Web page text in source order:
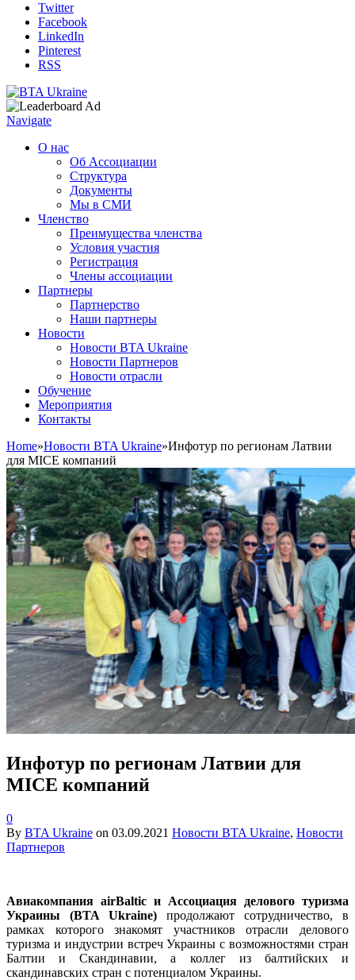
Twitter
Facebook
LinkedIn
Pinterest
RSS
Navigate
О нас
Об Ассоциации
Структура
Документы
Мы в СМИ
Членство
Преимущества членства
Условия участия
Регистрация
Члены ассоциации
Партнеры
Партнерство
Наши партнеры
Новости
Новости BTA Ukraine
Новости Партнеров
Новости отрасли
Обучение
Мероприятия
Контакты
Home»Новости BTA Ukraine»Инфотур по регионам Латвии
для MICE компаний
Инфотур по регионам Латвии для
MICE компаний
0
By BTA Ukraine on 03.09.2021 Новости BTA Ukraine, Новости
Партнеров
Авиакомпания аirBaltic и Ассоциация делового туризма
Украины (BTA Ukraine) продолжают сотрудничество, в
рамках которого знакомят участников отрасли делового
туризма и индустрии встреч Украины с возможностями стран
Балтии и Скандинавии, а коллег из балтийских и
скандинавских стран с потенциалом Украины.